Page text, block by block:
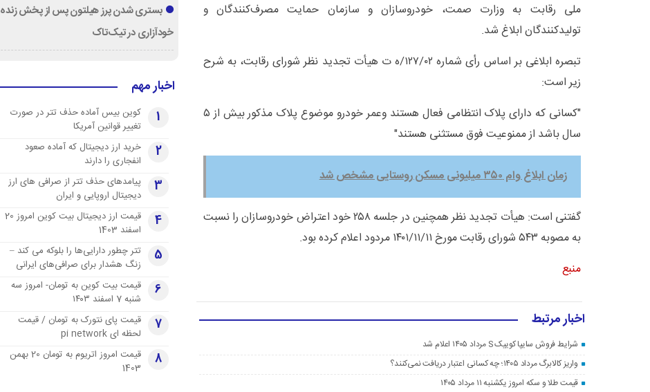
ملی رقابت به وزارت صمت، خودروسازان و سازمان حمایت مصرف‌کنندگان و
تولیدکنندگان ابلاغ شد.
تبصره ابلاغی بر اساس رأی شماره ۱۲۷/۰۲/ه ت هیأت تجدید نظر شورای رقابت، به شرح
زیر است:
"کسانی که دارای پلاک انتظامی فعال هستند وعمر خودرو موضوع پلاک مذکور بیش از ۵
سال باشد از ممنوعیت فوق مستثنی هستند"
زمان ابلاغ وام ۳۵۰ میلیونی مسکن روستایی مشخص شد
گفتنی است: هیأت تجدید نظر همچنین در جلسه ۲۵۸ خود اعتراض خودروسازان را نسبت
به مصوبه ۵۴۳ شورای رقابت مورخ ۱۴۰۱/۱۱/۱۱ مردود اعلام کرده بود.
منبع
اخبار مرتبط
شرایط فروش سایپا کوییک S مرداد ۱۴۰۵ اعلام شد
واریز کالابرگ مرداد ۱۴۰۵؛ چه کسانی اعتبار دریافت نمی‌کنند؟
قیمت طلا و سکه امروز یکشنبه ۱۱ مرداد ۱۴۰۵
بستری شدن پرز هیلتون پس از پخش زنده
خودآزاری در تیک‌تاک
اخبار مهم
1
کوین بیس آماده حذف تتر در صورت
تغییر قوانین آمریکا
2
خرید ارز دیجیتال که آماده صعود
انفجاری را دارند
3
پیامدهای حذف تتر از صرافی های ارز
دیجیتال اروپایی و ایران
4
قیمت ارز دیجیتال بیت کوین امروز 20
اسفند 1403
5
تتر چطور دارایی‌ها را بلوکه می کند –
زنگ هشدار برای صرافی‌های ایرانی
6
قیمت بیت کوین به تومان- امروز سه
شنبه 7 اسفند ۱۴۰۳
7
قیمت پای نتورک به تومان / قیمت
لحظه ای pi network
8
قیمت امروز اتریوم به تومان 20 بهمن
1403